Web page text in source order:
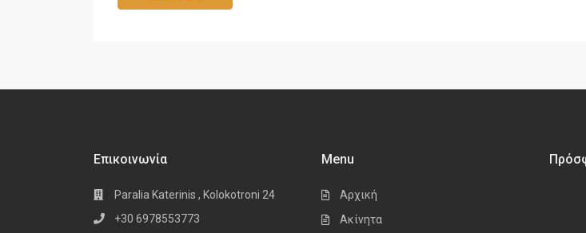
Επικοινωνία
Paralia Katerinis , Kolokotroni 24
+30 6978553773
Menu
Αρχική
Ακίνητα